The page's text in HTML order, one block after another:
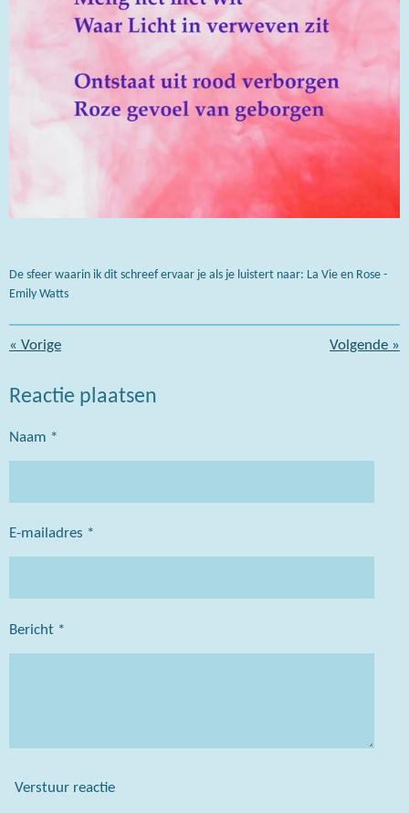
De sfeer waarin ik dit schreef ervaar je als je luistert naar: La Vie en Rose -
Emily Watts
« Vorige Volgende »
Reactie plaatsen
Naam *
E-mailadres *
Bericht *
Verstuur reactie